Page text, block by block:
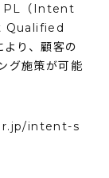
IPL（Intent
Qualified
り、顧客の
グ施策が可能
intent-s